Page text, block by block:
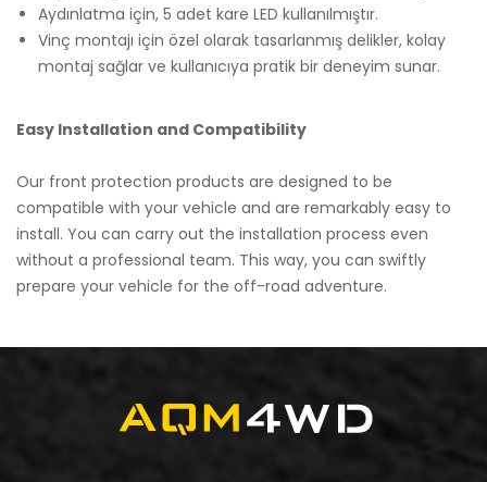
Aydınlatma için, 5 adet kare LED kullanılmıştır.
Vinç montajı için özel olarak tasarlanmış delikler, kolay
montaj sağlar ve kullanıcıya pratik bir deneyim sunar.
Easy Installation and Compatibility
Our front protection products are designed to be
compatible with your vehicle and are remarkably easy to
install. You can carry out the installation process even
without a professional team. This way, you can swiftly
prepare your vehicle for the off-road adventure.